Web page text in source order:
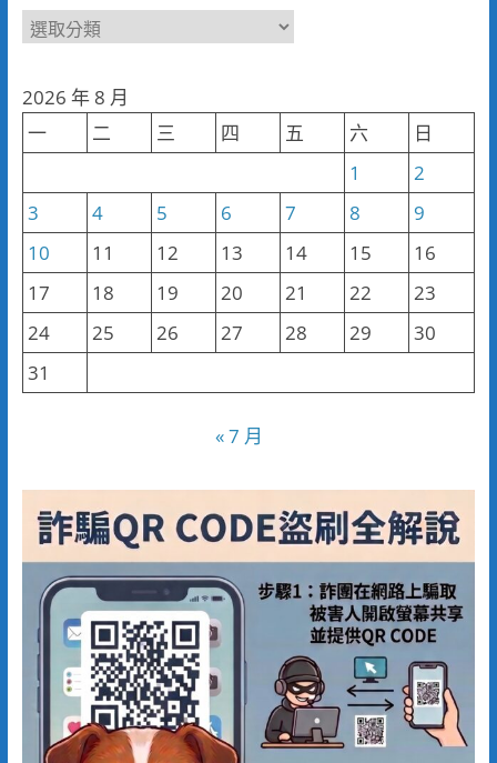
新
類
2026 年 8 月
一
二 三 四 五 六
日
1
2
3
4 5 6 7 8
9
10
11 12 13 14 15
16
17
18 19 20 21 22
23
24
25 26 27 28 29
30
31
« 7 月